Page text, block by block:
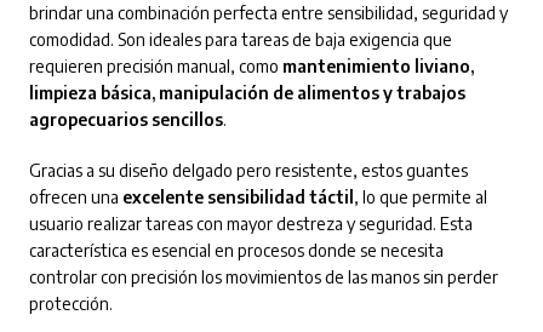
brindar una combinación perfecta entre sensibilidad, seguridad y
comodidad. Son ideales para tareas de baja exigencia que
requieren precisión manual, como mantenimiento liviano,
limpieza básica, manipulación de alimentos y trabajos
agropecuarios sencillos.
Gracias a su diseño delgado pero resistente, estos guantes
ofrecen una excelente sensibilidad táctil , lo que permite al
usuario realizar tareas con mayor destreza y seguridad. Esta
característica es esencial en procesos donde se necesita
controlar con precisión los movimientos de las manos sin perder
protección.